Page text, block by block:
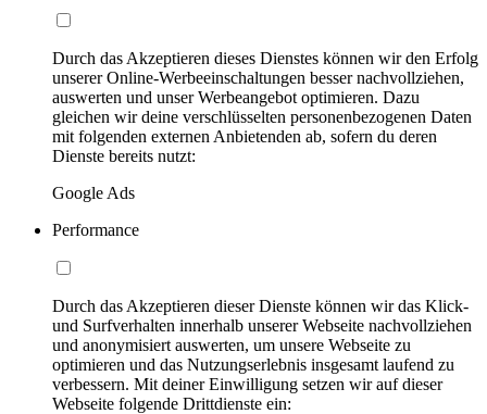
Durch das Akzeptieren dieses Dienstes können wir den Erfolg
unserer Online-Werbeeinschaltungen besser nachvollziehen,
auswerten und unser Werbeangebot optimieren. Dazu
gleichen wir deine verschlüsselten personenbezogenen Daten
mit folgenden externen Anbietenden ab, sofern du deren
Dienste bereits nutzt:
Google Ads
Performance
Durch das Akzeptieren dieser Dienste können wir das Klick-
und Surfverhalten innerhalb unserer Webseite nachvollziehen
und anonymisiert auswerten, um unsere Webseite zu
optimieren und das Nutzungserlebnis insgesamt laufend zu
verbessern. Mit deiner Einwilligung setzen wir auf dieser
Webseite folgende Drittdienste ein: